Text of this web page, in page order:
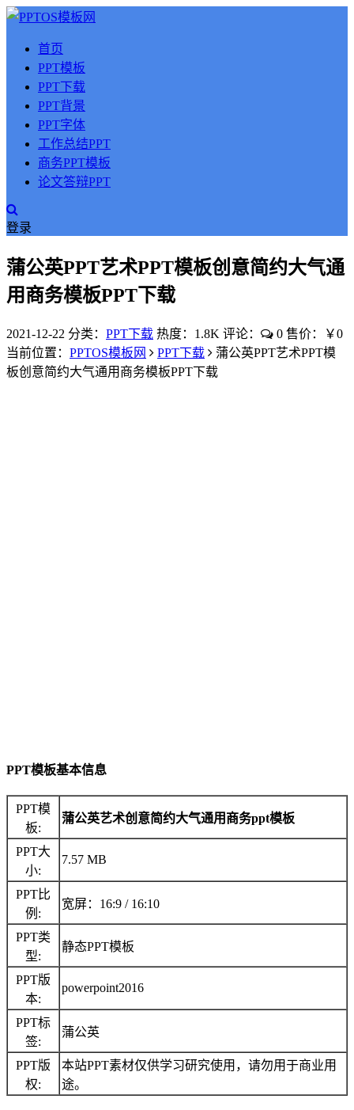
首页
PPT模板
PPT下载
PPT背景
PPT字体
工作总结PPT
商务PPT模板
论文答辩PPT
登录
蒲公英PPT艺术PPT模板创意简约大气通
用商务模板PPT下载
2021-12-22 分类： PPT下载 热度：1.8K 评论： 0 售价：￥0
当前位置： PPTOS模板网 PPT下载
蒲公英PPT艺术PPT模
板创意简约大气通用商务模板PPT下载
PPT模板基本信息
PPT模
板:
蒲公英艺术创意简约大气通用商务ppt模板
PPT大
小:
7.57 MB
PPT比
例:
宽屏：16:9 / 16:10
PPT类
型:
静态PPT模板
PPT版
本:
powerpoint2016
PPT标
签:
蒲公英
PPT版
权:
本站PPT素材仅供学习研究使用，请勿用于商业用
途。